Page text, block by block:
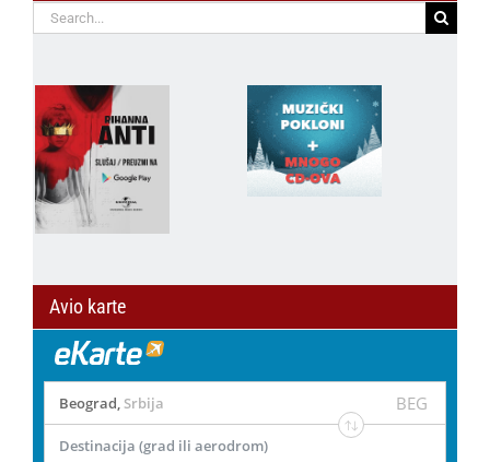
Search
for:
Avio karte
Beograd, Srbija BEG
Destinacija (grad ili aerodrom)